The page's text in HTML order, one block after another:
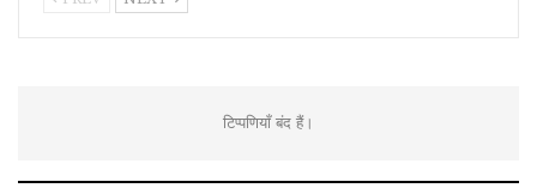
टिप्पणियाँ बंद हैं।